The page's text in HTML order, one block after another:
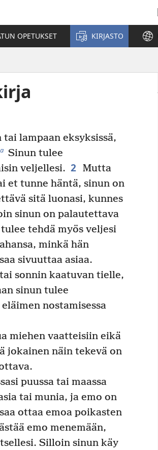
OPETUKSET KIRJASTO
lampaan eksyksissä,
a Sinun tulee
veljellesi. 2 Mutta
et tunne häntä, sinun on
sitä luonasi, kunnes
sinun on palautettava
tehdä myös veljesi
minkä hän
sivuuttaa asiaa.
sonnin kaatuvan tielle,
sinun tulee
nostamisessa
miehen vaatteisiin eikä
jokainen näin tekevä on
puussa tai maassa
tai munia, ja emo on
ottaa emoa poikasten
emo menemään,
Silloin sinun käy